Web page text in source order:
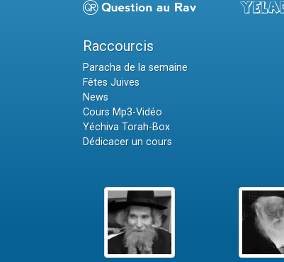
Raccourcis
Paracha de la semaine
Fêtes Juives
News
Cours Mp3-Vidéo
Yéchiva Torah-Box
Dédicacer un cours